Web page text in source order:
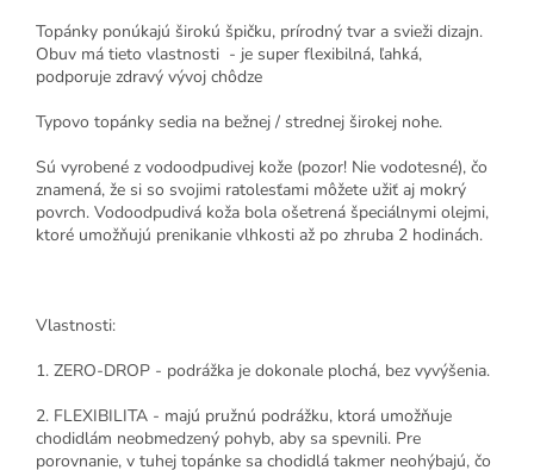
Topánky ponúkajú širokú špičku, prírodný tvar a svieži dizajn.
Obuv má tieto vlastnosti - je super flexibilná, ľahká,
podporuje zdravý vývoj chôdze
Typovo topánky sedia na bežnej / strednej širokej nohe.
Sú vyrobené z vodoodpudivej kože (pozor! Nie vodotesné), čo
znamená, že si so svojimi ratolesťami môžete užiť aj mokrý
povrch. Vodoodpudivá koža bola ošetrená špeciálnymi olejmi,
ktoré umožňujú prenikanie vlhkosti až po zhruba 2 hodinách.
Vlastnosti:
1. ZERO-DROP - podrážka je dokonale plochá, bez vyvýšenia.
2. FLEXIBILITA - majú pružnú podrážku, ktorá umožňuje
chodidlám neobmedzený pohyb, aby sa spevnili. Pre
porovnanie, v tuhej topánke sa chodidlá takmer neohýbajú, čo